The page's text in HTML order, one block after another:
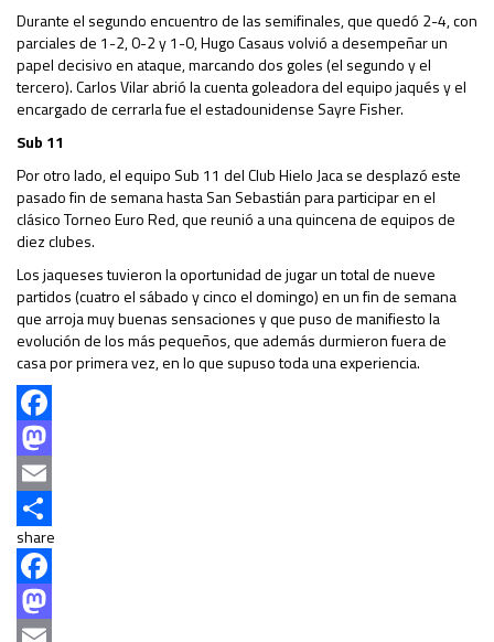
Durante el segundo encuentro de las semifinales, que quedó 2-4, con
parciales de 1-2, 0-2 y 1-0, Hugo Casaus volvió a desempeñar un
papel decisivo en ataque, marcando dos goles (el segundo y el
tercero). Carlos Vilar abrió la cuenta goleadora del equipo jaqués y el
encargado de cerrarla fue el estadounidense Sayre Fisher.
Sub 11
Por otro lado, el equipo Sub 11 del Club Hielo Jaca se desplazó este
pasado fin de semana hasta San Sebastián para participar en el
clásico Torneo Euro Red, que reunió a una quincena de equipos de
diez clubes.
Los jaqueses tuvieron la oportunidad de jugar un total de nueve
partidos (cuatro el sábado y cinco el domingo) en un fin de semana
que arroja muy buenas sensaciones y que puso de manifiesto la
evolución de los más pequeños, que además durmieron fuera de
casa por primera vez, en lo que supuso toda una experiencia.
Facebook
Mastodon
Email
Compartir
share
Facebook
Mastodon